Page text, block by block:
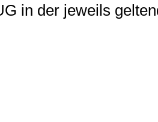
in der jeweils